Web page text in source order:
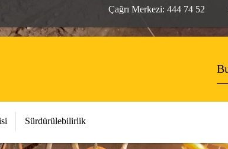
Çağrı Merkezi: 444 74 52
Sürdürülebilirlik